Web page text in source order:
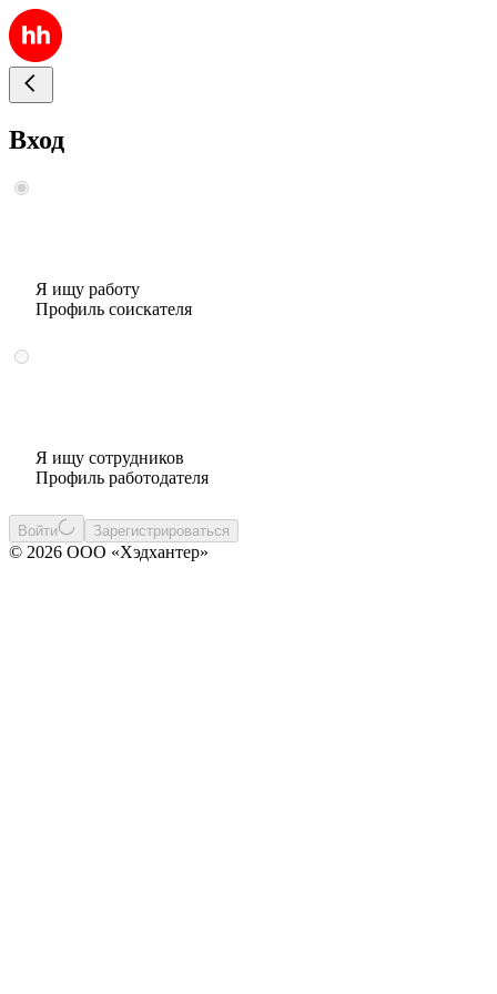
Вход
Я ищу работу
Профиль соискателя
Я ищу сотрудников
Профиль работодателя
Войти Зарегистрироваться
© 2026 ООО «Хэдхантер»